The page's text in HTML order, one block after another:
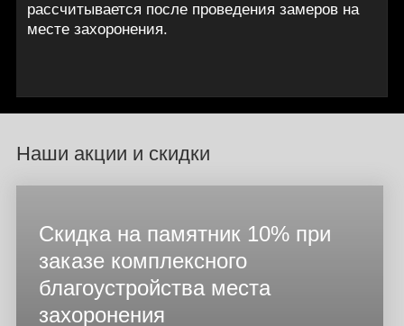
рассчитывается после проведения замеров на
месте захоронения.
Наши акции и скидки
Скидка на памятник 10% при
заказе комплексного
благоустройства места
захоронения